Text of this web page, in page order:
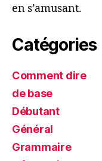
en s’amusant.
Catégories
Comment dire
de base
Débutant
Général
Grammaire